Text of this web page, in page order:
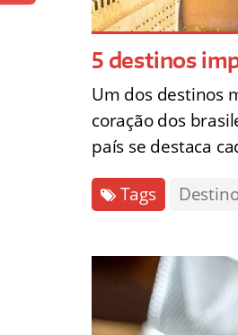
5 destinos
Um dos destinos
coração dos
país se destaca
Tags